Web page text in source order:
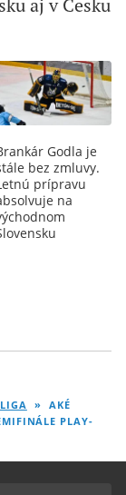
aj v Česku
Godla je
bez zmluvy.
prípravu
na
» AKÉ
PLAY-